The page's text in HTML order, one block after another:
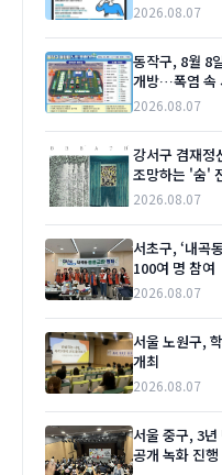
2026.08.07
동작구, 8월 8
개방…폭염 속
2026.08.07
강서구 겸재정
조망하는 '숨'
2026.08.07
서초구, ‘내곡
100여 명 참여
2026.08.07
서울 노원구,
개최
2026.08.07
서울 중구, 3
공개 녹화 진행